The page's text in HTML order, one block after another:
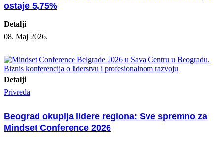
ostaje 5,75%
Detalji
08. Maj 2026.
Detalji
Privreda
Beograd okuplja lidere regiona: Sve spremno za
Mindset Conference 2026